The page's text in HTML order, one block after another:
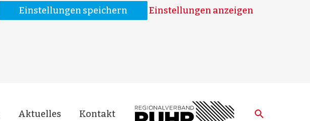
Einstellungen speichern
Einstellungen anzeigen
Aktuelles Kontakt Suche